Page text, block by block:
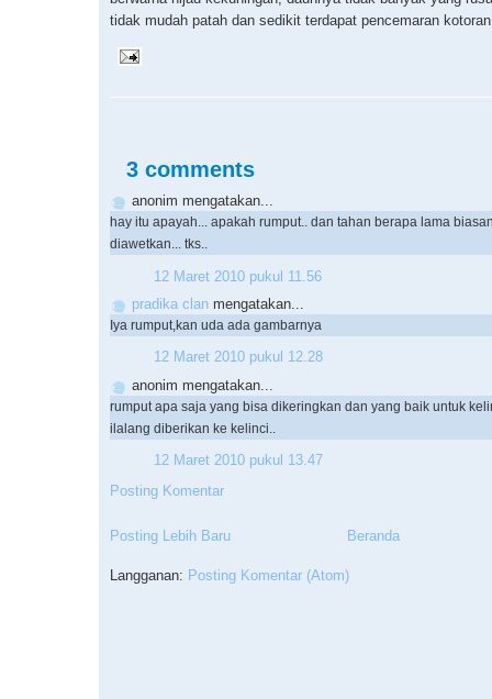
tidak mudah patah dan sedikit terdapat pencemaran
3 comments
anonim mengatakan...
hay itu apayah... apakah rumput.. dan tahan berapa lama
diawetkan... tks..
12 Maret 2010 pukul 11.56
pradika clan mengatakan...
Iya rumput,kan uda ada gambarnya
12 Maret 2010 pukul 12.28
anonim mengatakan...
rumput apa saja yang bisa dikeringkan dan yang baik untuk
ilalang diberikan ke kelinci..
12 Maret 2010 pukul 13.47
Posting Komentar
Posting Lebih Baru Beranda
Langganan: Posting Komentar (Atom)